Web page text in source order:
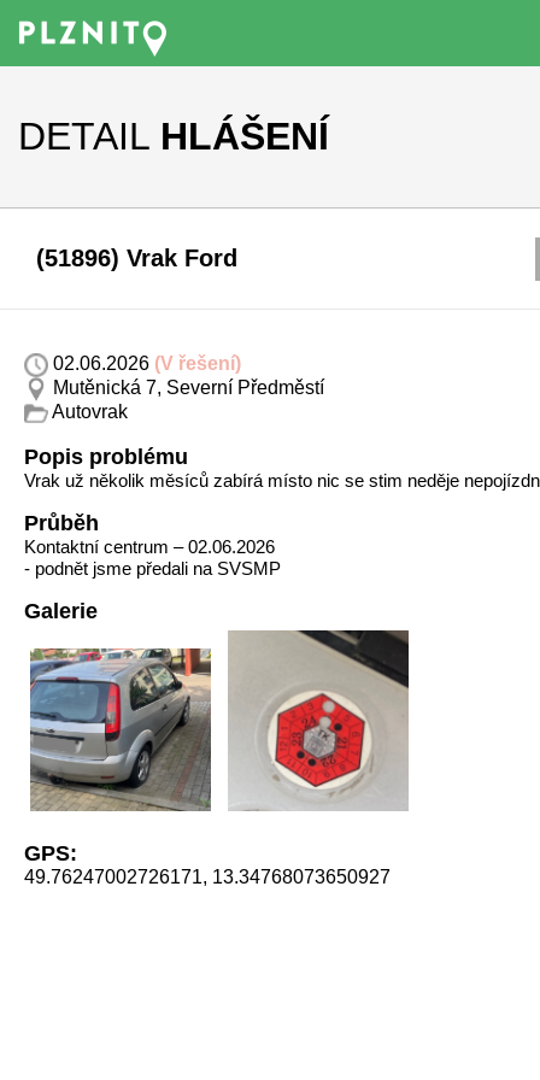
DETAIL HLÁŠENÍ
(51896) Vrak Ford
02.06.2026 (V řešení)
Mutěnická 7, Severní Předměstí
Autovrak
Popis problému
Vrak už několik měsíců zabírá místo nic se stim neděje
Průběh
Kontaktní centrum – 02.06.2026
- podnět jsme předali na SVSMP
Galerie
GPS:
49.76247002726171, 13.34768073650927